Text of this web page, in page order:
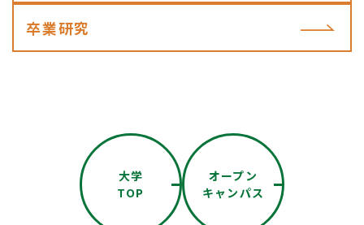
卒業研究
大学
TOP
オープン
キャンパス